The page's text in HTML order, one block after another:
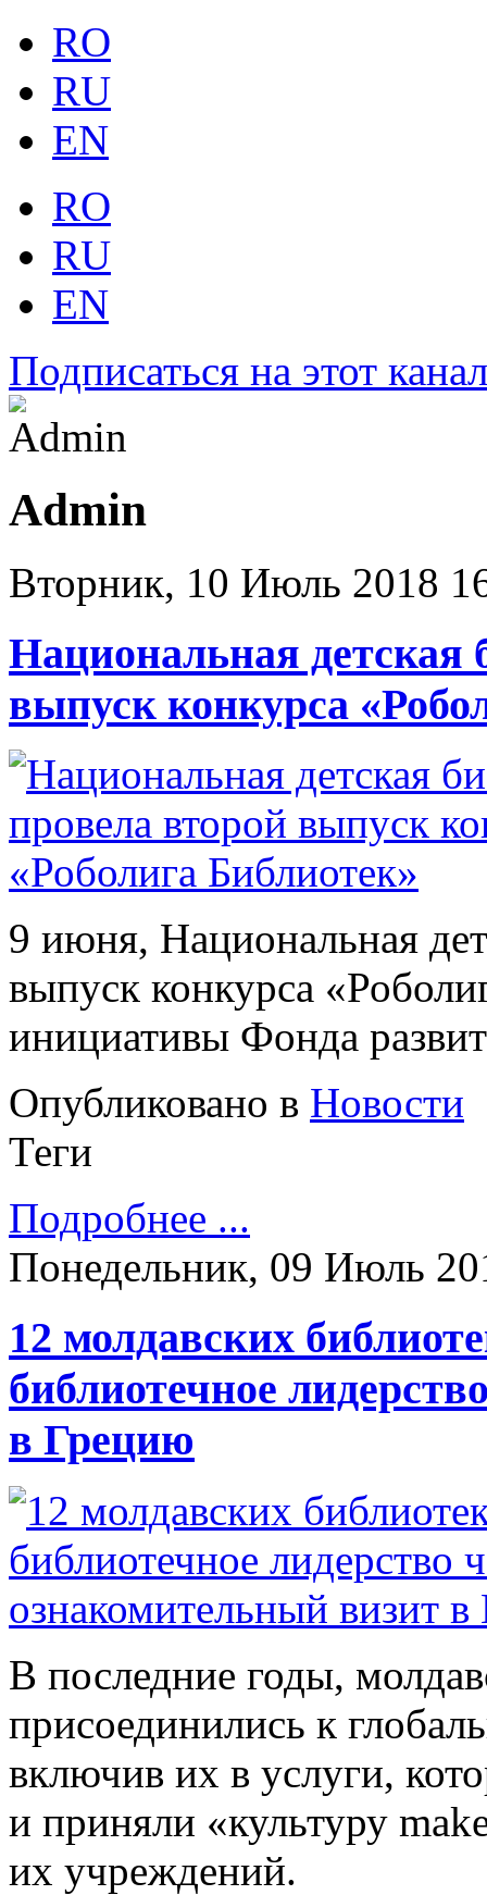
RO
RU
EN
RO
RU
EN
Подписаться на этот
Admin
Вторник, 10 Июль 2018
Национальная детская
выпуск конкурса
9 июня, Национальная
выпуск конкурса
инициативы Фонда
Опубликовано в Новости
Теги
Подробнее ...
Понедельник, 09 Июль
12 молдавских
библиотечное
в Грецию
В последние годы,
присоединились к
включив их в услуги,
и приняли «культуру
их учреждений.